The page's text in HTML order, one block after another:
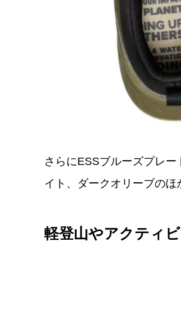
さらにESSブルーズプレ
イト、ダークオリーブのほ
軽登山やアクティ